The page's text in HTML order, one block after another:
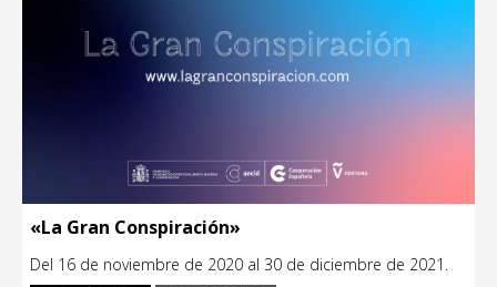
«La Gran Conspiración»
Del 16 de noviembre de 2020 al 30 de diciembre de 2021.